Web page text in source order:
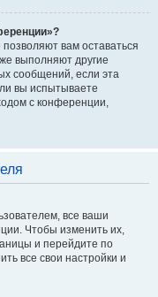
вам оставаться
выполняют другие
сообщений, если эта
вы испытываете
с конференции,
все ваши
Чтобы изменить их,
и перейдите по
все свои настройки и